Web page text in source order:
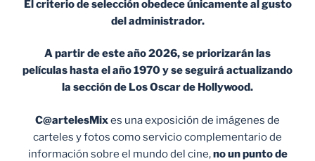
El criterio de selección obedece únicamente al gusto
del administrador.
A partir de este año 2026, se priorizarán las
películas hasta el año 1970 y se seguirá actualizando
la sección de Los Oscar de Hollywood.
C@artelesMixes una exposición de imágenes de
carteles y fotos como servicio complementario de
información sobre el mundo del cine,no un punto de